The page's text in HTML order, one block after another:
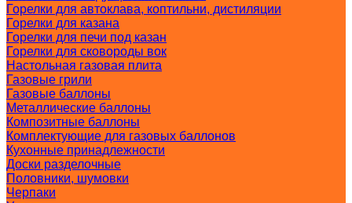
Горелки для автоклава, коптильни, дистиляции
Горелки для казана
Горелки для печи под казан
Горелки для сковороды вок
Настольная газовая плита
Газовые грили
Газовые баллоны
Металлические баллоны
Композитные баллоны
Комплектующие для газовых баллонов
Кухонные принадлежности
Доски разделочные
Половники, шумовки
Черпаки